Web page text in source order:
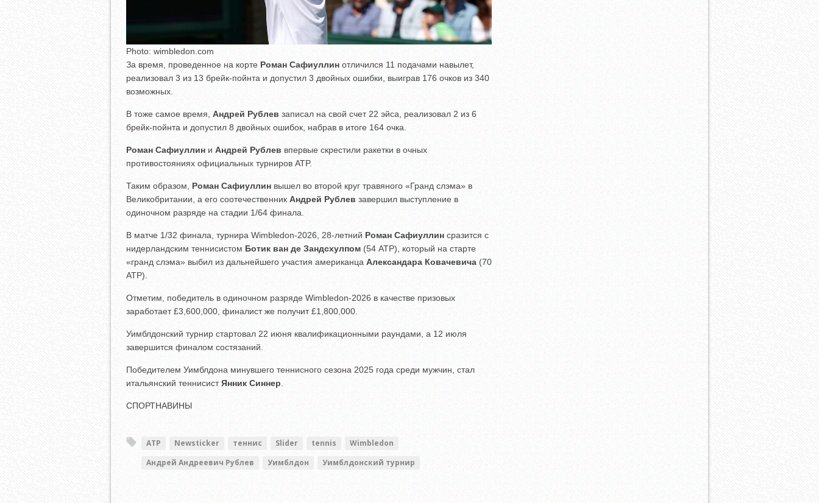
Photo: wimbledon.com
За время, проведенное на корте Роман Сафиуллин отличился 11 подачами навылет,
реализовал 3 из 13 брейк-пойнта и допустил 3 двойных ошибки, выиграв 176 очков из 340
возможных.
В тоже самое время, Андрей Рублев записал на свой счет 22 эйса, реализовал 2 из 6
брейк-пойнта и допустил 8 двойных ошибок, набрав в итоге 164 очка.
Роман Сафиуллин и Андрей Рублев впервые скрестили ракетки в очных
противостояниях официальных турниров ATP.
Таким образом, Роман Сафиуллин вышел во второй круг травяного «Гранд слэма» в
Великобритании, а его соотечественник Андрей Рублев завершил выступление в
одиночном разряде на стадии 1/64 финала.
В матче 1/32 финала, турнира Wimbledon-2026, 28-летний Роман Сафиуллин сразится с
нидерландским теннисистом Ботик ван де Зандсхулпом (54 ATP), который на старте
«гранд слэма» выбил из дальнейшего участия американца Александара Ковачевича (70
ATP).
Отметим, победитель в одиночном разряде Wimbledon-2026 в качестве призовых
заработает £3,600,000, финалист же получит £1,800,000.
Уимблдонский турнир стартовал 22 июня квалификационными раундами, а 12 июля
завершится финалом состязаний.
Победителем Уимблдона минувшего теннисного сезона 2025 года среди мужчин, стал
итальянский теннисистЯнник Синнер
СПОРТНАВИНЫ
ATP Newsticker теннис Slider tennis
Wimbledon
Андрей Андреевич Рублев
Уимблдон Уимблдонский турнир